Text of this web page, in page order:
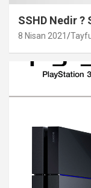
SSHD Nedir ?
8 Nisan 2021